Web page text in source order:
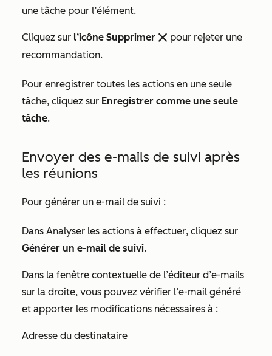
une tâche pour l’élément.
Cliquez sur l’icône Supprimer remove pour rejeter une
recommandation.
Pour enregistrer toutes les actions en une seule
tâche, cliquez sur Enregistrer comme une seule
tâche.
Envoyer des e-mails de suivi après
les réunions
Pour générer un e-mail de suivi :
Dans Analyser les actions à effectuer, cliquez sur
Générer un e-mail de suivi.
Dans la fenêtre contextuelle de l’éditeur d’e-mails
sur la droite, vous pouvez vérifier l’e-mail généré
et apporter les modifications nécessaires à :
Adresse du destinataire